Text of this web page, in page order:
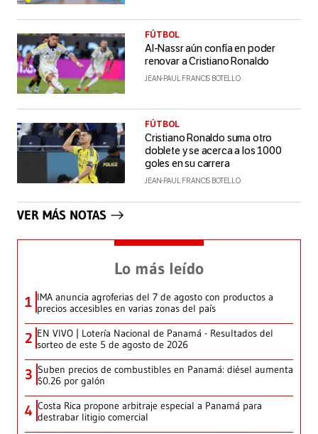
FÚTBOL
Al-Nassr aún confía en poder
renovar a Cristiano Ronaldo
JEAN-PAUL FRANCIS BOTELLO
FÚTBOL
Cristiano Ronaldo suma otro
doblete y se acerca a los 1000
goles en su carrera
JEAN-PAUL FRANCIS BOTELLO
VER MÁS NOTAS
Lo más leído
1 IMA anuncia agroferias del 7 de agosto con productos a
precios accesibles en varias zonas del país
2 EN VIVO | Lotería Nacional de Panamá - Resultados del
sorteo de este 5 de agosto de 2026
3 Suben precios de combustibles en Panamá: diésel aumenta
$0.26 por galón
4 Costa Rica propone arbitraje especial a Panamá para
destrabar litigio comercial